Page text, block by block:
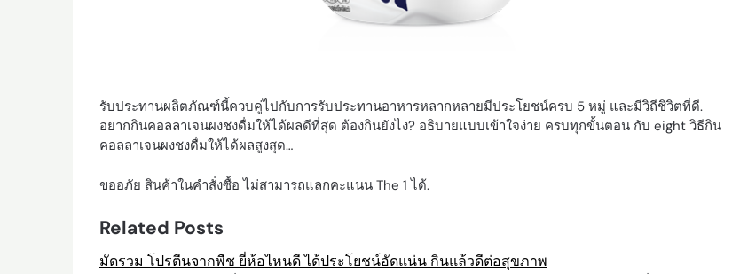
รับประทานผลิตภัณฑ์นี้ควบคู่ไปกับการรับประทานอาหารหลากหลายมีประโยชน์ครบ 5 หมู่ และมีวิถีชิวิตที่ดี.
อยากกินคอลลาเจนผงชงดื่มให้ได้ผลดีที่สุด ต้องกินยังไง? อธิบายแบบเข้าใจง่าย ครบทุกขั้นตอน กับ eight วิธีกิน
คอลลาเจนผงชงดื่มให้ได้ผลสูงสุด…
ขออภัย สินค้าในคำสั่งซื้อ ไม่สามารถแลกคะแนน The 1 ได้.
Related Posts
มัดรวม โปรตีนจากพืช ยี่ห้อไหนดี ได้ประโยชน์อัดแน่น กินแล้วดีต่อสุขภาพ